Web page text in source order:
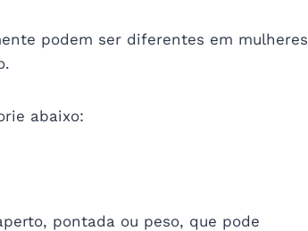
podem ser diferentes em mulheres
abaixo:
pontada ou peso, que pode